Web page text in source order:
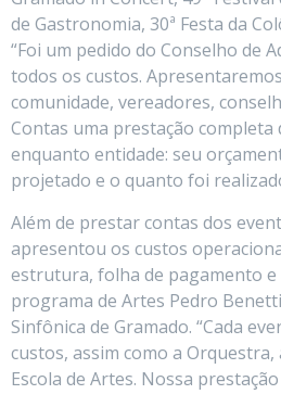
de Gastronomia, 30ª Festa da
“Foi um pedido do Conselho de
todos os custos.
comunidade, vereadores,
Contas uma prestação completa
enquanto entidade: seu
projetado e o quanto foi
Além de prestar contas dos
apresentou os custos
estrutura, folha de pagamento e
programa de Artes Pedro
Sinfônica de Gramado. “Cada
custos, assim como a Orquestra,
Escola de Artes. Nossa